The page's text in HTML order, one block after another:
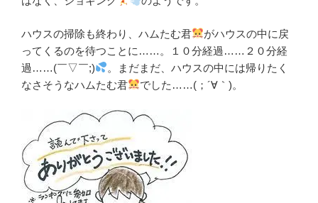
ハウスの掃除も終わり、ハムたむ君
がハウスの中に戻
ってくるのを待つことに……。１０分経過……２０分経
過……(￣▽￣;)
。まだまだ、ハウスの中には帰りたく
なさそうなハムたむ君
でした……(；´∀｀)。